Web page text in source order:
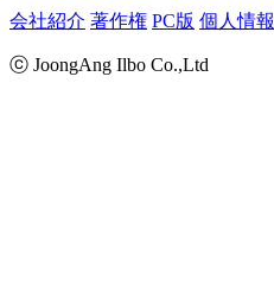
会社紹介 著作権 PC版 個人情報
ⓒ JoongAng Ilbo Co.,Ltd